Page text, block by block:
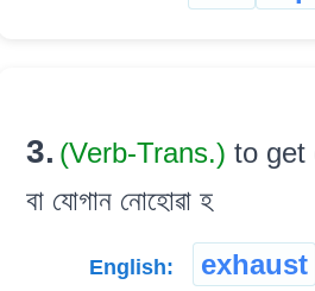
3. (Verb-Trans.) to get
বা যোগান নোহোৱা হ
English: exhaust